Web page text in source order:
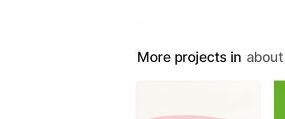
More projects in